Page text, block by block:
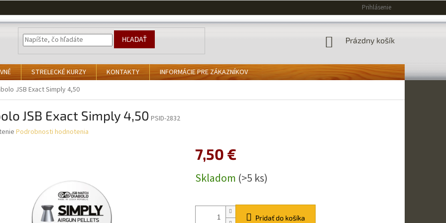
Prihlásenie
HĽADAŤ
NÁKUPNÝ
Prázdny košík
STRELECKÉ KURZY KONTAKTY
INFORMÁCIE PRE ZÁKAZNÍKOV
JSB Exact Simply 4,50
JSB Exact Simply 4,50 PSID-2832
Podrobnosti hodnotenia
7,50 €
cena:
Skladom (>5 ks)
Pridať do košíka